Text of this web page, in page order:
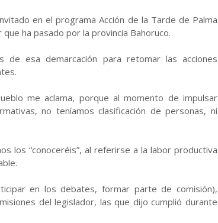
en el programa Acción de la Tarde de Palma
ha pasado por la provincia Bahoruco.
esa demarcación para retomar las acciones
me aclama, porque al momento de impulsar
no teníamos clasificación de personas, ni
los “conoceréis”, al referirse a la labor productiva
en los debates, formar parte de comisión),
del legislador, las que dijo cumplió durante